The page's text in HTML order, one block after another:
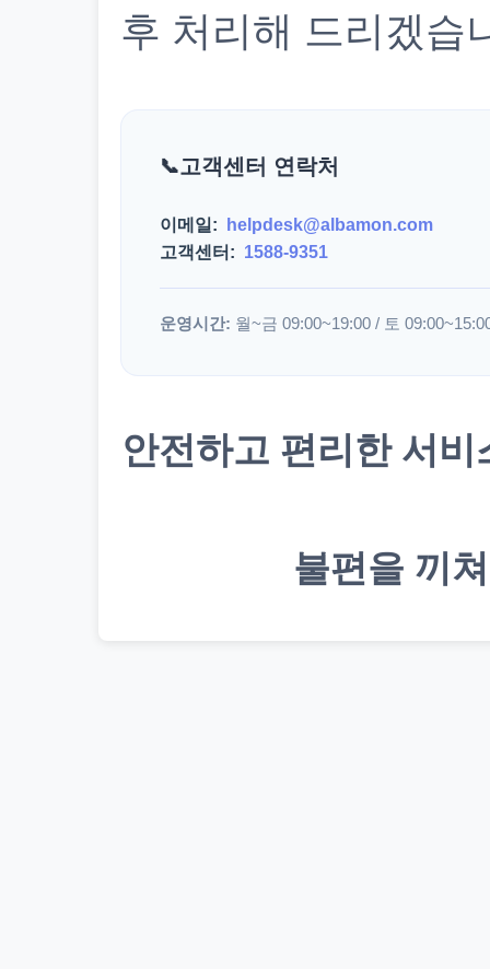
후 처리해 드리겠습
고객센터 연락처
이메일:
helpdesk@albamon.com
고객센터: 1588-9351
운영시간: 월~금 09:00~19:00 / 토
안전하고 편리한 서
불편을 끼